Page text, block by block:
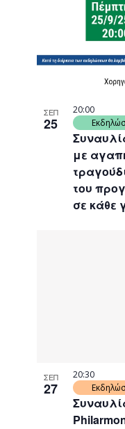
ΣΕΠ
25
με
του
σε κάθε
20:00
ΣΕΠ
27
20:30